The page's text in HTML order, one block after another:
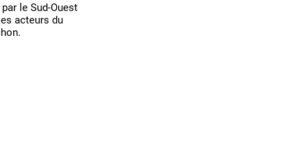
le Sud-Ouest
acteurs du